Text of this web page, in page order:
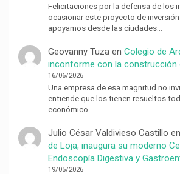
Felicitaciones por la defensa de los
ocasionar este proyecto de
apoyamos desde las ciudades…
Geovanny Tuzaen Colegio de
inconforme con la construcción
16/06/2026
Una empresa de esa magnitud no
entiende que los tienen resueltos
económico…
Julio César Valdivieso Castillo en
de Loja, inaugura su moderno
Endoscopía Digestiva y
19/05/2026